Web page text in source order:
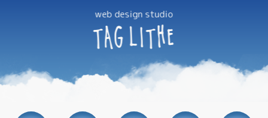
web design studio
TAGLITHE